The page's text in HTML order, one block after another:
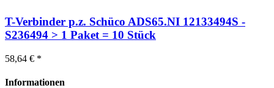
T-Verbinder p.z. Schüco ADS65.NI 12133494S -
S236494 > 1 Paket = 10 Stück
58,64 € *
Informationen